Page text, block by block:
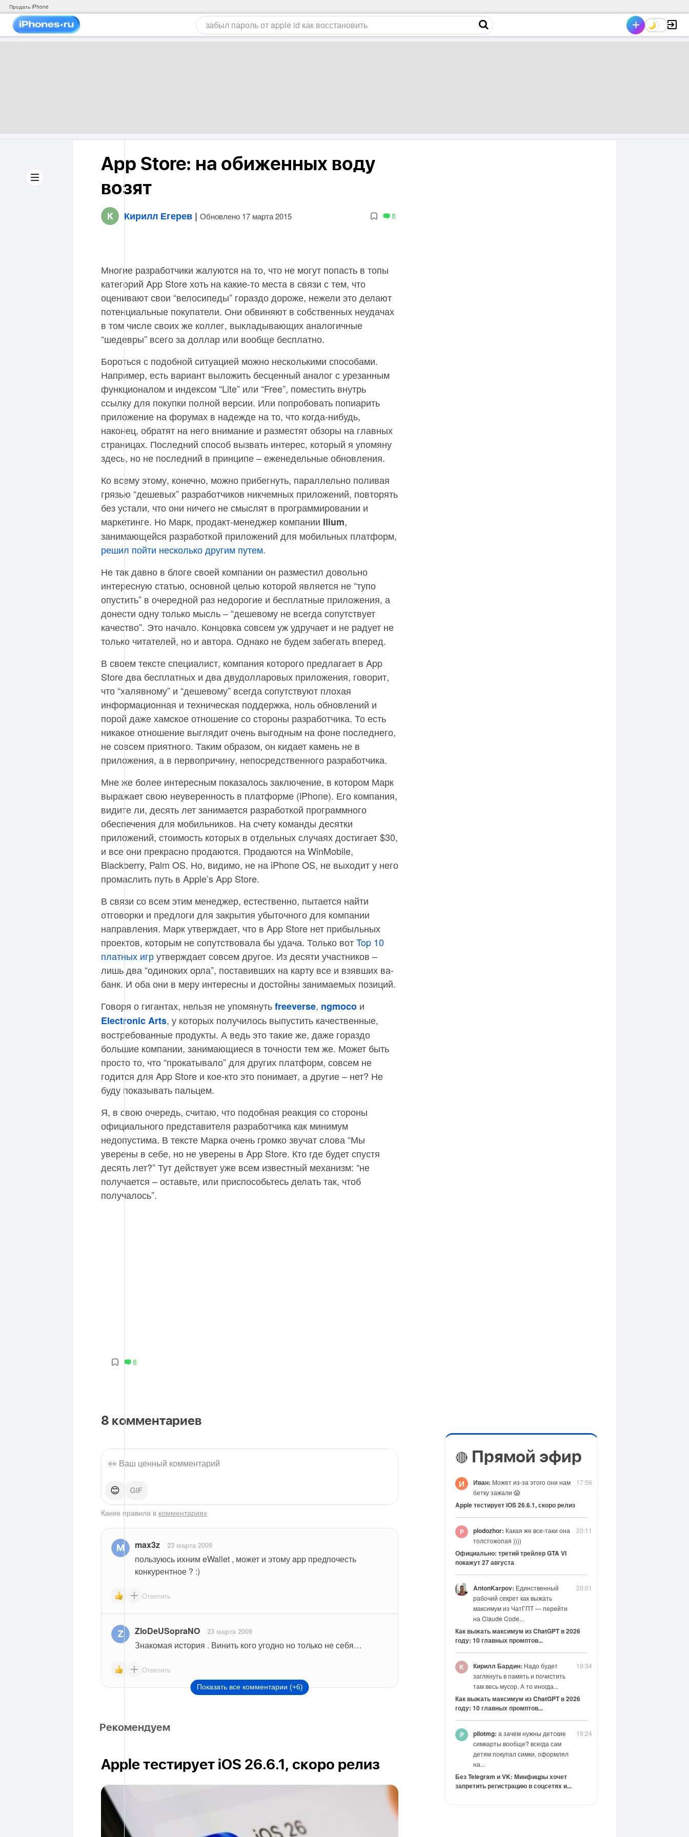
Продать iPhone
App Store: на обиженных воду
возят
Кирилл Егерев | Обновлено 17 марта 2015 8
Многие разработчики жалуются на то, что не могут попасть в топы
категорий App Store хоть на какие-то места в связи с тем, что
оценивают свои “велосипеды” гораздо дороже, нежели это делают
потенциальные покупатели. Они обвиняют в собственных неудачах
в том числе своих же коллег, выкладывающих аналогичные
“шедевры” всего за доллар или вообще бесплатно.
Бороться с подобной ситуацией можно несколькими способами.
Например, есть вариант выложить бесценный аналог с урезанным
функционалом и индексом “Lite” или “Free”, поместить внутрь
ссылку для покупки полной версии. Или попробовать попиарить
приложение на форумах в надежде на то, что когда-нибудь,
наконец, обратят на него внимание и разместят обзоры на главных
страницах. Последний способ вызвать интерес, который я упомяну
здесь, но не последний в принципе – еженедельные обновления.
Ко всему этому, конечно, можно прибегнуть, параллельно поливая
грязью “дешевых” разработчиков никчемных приложений, повторять
без устали, что они ничего не смыслят в программировании и
маркетинге. Но Марк, продакт-менеджер компании Ilium,
занимающейся разработкой приложений для мобильных платформ,
решил пойти несколько другим путем.
Не так давно в блоге своей компании он разместил довольно
интересную статью, основной целью которой является не “тупо
опустить” в очередной раз недорогие и бесплатные приложения, а
донести одну только мысль – “дешевому не всегда сопутствует
качество”. Это начало. Концовка совсем уж удручает и не радует не
только читателей, но и автора. Однако не будем забегать вперед.
В своем тексте специалист, компания которого предлагает в App
Store два бесплатных и два двудолларовых приложения, говорит,
что “халявному” и “дешевому” всегда сопутствуют плохая
информационная и техническая поддержка, ноль обновлений и
порой даже хамское отношение со стороны разработчика. То есть
никакое отношение выглядит очень выгодным на фоне последнего,
не совсем приятного. Таким образом, он кидает камень не в
приложения, а в первопричину, непосредственного разработчика.
Мне же более интересным показалось заключение, в котором Марк
выражает свою неуверенность в платформе (iPhone). Его компания,
видите ли, десять лет занимается разработкой программного
обеспечения для мобильников. На счету команды десятки
приложений, стоимость которых в отдельных случаях достигает $30,
и все они прекрасно продаются. Продаются на WinMobile,
Blackberry, Palm OS. Но, видимо, не на iPhone OS, не выходит у него
промаслить путь в Apple’s App Store.
В связи со всем этим менеджер, естественно, пытается найти
отговорки и предлоги для закрытия убыточного для компании
направления. Марк утверждает, что в App Store нет прибыльных
проектов, которым не сопутствовала бы удача. Только вотTop 10
платных игрутверждает совсем другое. Из десяти участников –
лишь два “одиноких орла”, поставивших на карту все и взявших ва-
банк. И оба они в меру интересны и достойны занимаемых позиций.
Говоря о гигантах, нельзя не упомянутьfreeverse, ngmoco и
Electronic Arts, у которых получилось выпустить качественные,
востребованные продукты. А ведь это такие же, даже гораздо
большие компании, занимающиеся в точности тем же. Может быть
просто то, что “прокатывало” для других платформ, совсем не
годится для App Store и кое-кто это понимает, а другие – нет? Не
буду показывать пальцем.
Я, в свою очередь, считаю, что подобная реакция со стороны
официального представителя разработчика как минимум
недопустима. В тексте Марка очень громко звучат слова “Мы
уверены в себе, но не уверены в App Store. Кто где будет спустя
десять лет?” Тут действует уже всем известный механизм: “не
получается – оставьте, или приспособьтесь делать так, чтоб
получалось”.
8
8 комментариев
😊
Какие правила в комментариях
max3z 23 марта 2009
пользуюсь ихним eWallet , может и этому app предпочесть
конкурентное ? :)
Ответить
ZloDeUSopraNO 23 марта 2009
Знакомая история . Винить кого угодно но только не себя…
Ответить
Показать все комментарии (+6)
Рекомендуем
Apple тестирует iOS 26.6.1, скоро релиз
🔴 Прямой эфир
17:56
И Иван: Может из-за этого они нам
бетку зажали 😱
Apple тестирует iOS 26.6.1, скоро релиз
20:11
plodozhor: Какая же все-таки она
толстожопая ))))
Официально: третий трейлер GTA VI
покажут 27 августа
20:01
AntonKarpov: Единственный
рабочий секрет как выжать
максимум из ЧатГПТ — перейти
на Claude Code...
Как выжать максимум из ChatGPT в 2026
году: 10 главных промптов...
19:34
Кирилл Бардин: Надо будет
заглянуть в память и почистить
там весь мусор. А то иногда...
Как выжать максимум из ChatGPT в 2026
году: 10 главных промптов...
19:24
pilotmg: а зачем нужны детские
симкарты вообще? всегда сам
детям покупал симки, оформлял
на...
Без Telegram и VK: Минфицры хочет
запретить регистрацию в соцсетях и...